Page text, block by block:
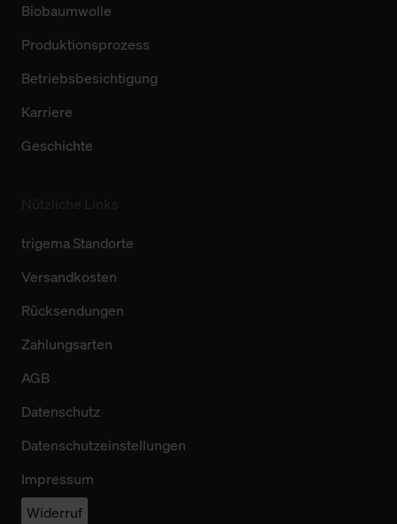
Biobaumwolle
Produktionsprozess
Betriebsbesichtigung
Karriere
Geschichte
trigema Standorte
Versandkosten
Rücksendungen
Zahlungsarten
AGB
Datenschutz
Datenschutzeinstellungen
Impressum
Widerruf